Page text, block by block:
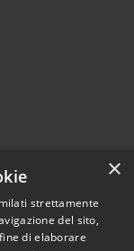
×
strettamente
del sito,
di elaborare